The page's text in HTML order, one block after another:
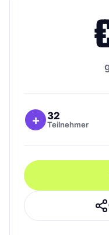
+ 32
Teilnehmer